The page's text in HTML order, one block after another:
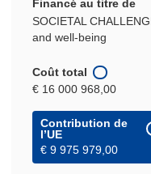
Financé au titre de
SOCIETAL
and well-being
Coût total
€ 16 000 968,00
Contribution de
l’UE
€ 9 975 979,00